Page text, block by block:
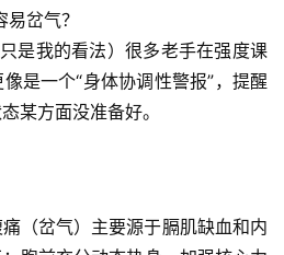
岔气？
是我的看法）很多老手在强度课
是一个“身体协调性警报”，提醒
某方面没准备好。
（岔气）主要源于膈肌缺血和内